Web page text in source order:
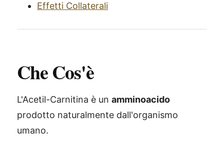
Effetti Collaterali
Che Cos'è
L'Acetil-Carnitina è un amminoacido
prodotto naturalmente dall'organismo
umano.